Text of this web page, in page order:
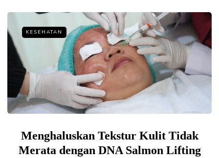
KESEHATAN
Menghaluskan Tekstur Kulit Tidak
Merata dengan DNA Salmon Lifting